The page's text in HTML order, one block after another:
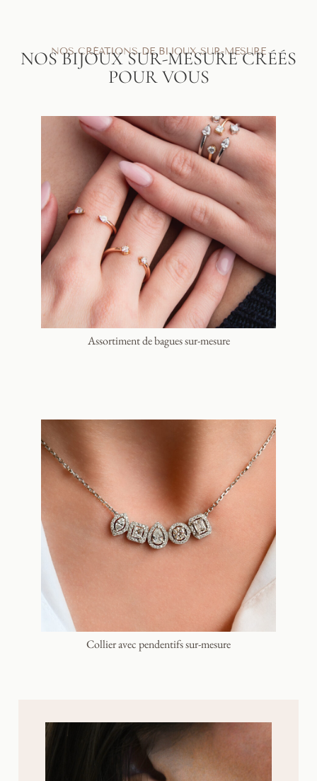
NOS CRÉATIONS DE BIJOUX SUR-MESURE
NOS BIJOUX SUR-MESURE CRÉÉS
POUR VOUS
Assortiment de bagues sur-mesure
Collier avec pendentifs sur-mesure